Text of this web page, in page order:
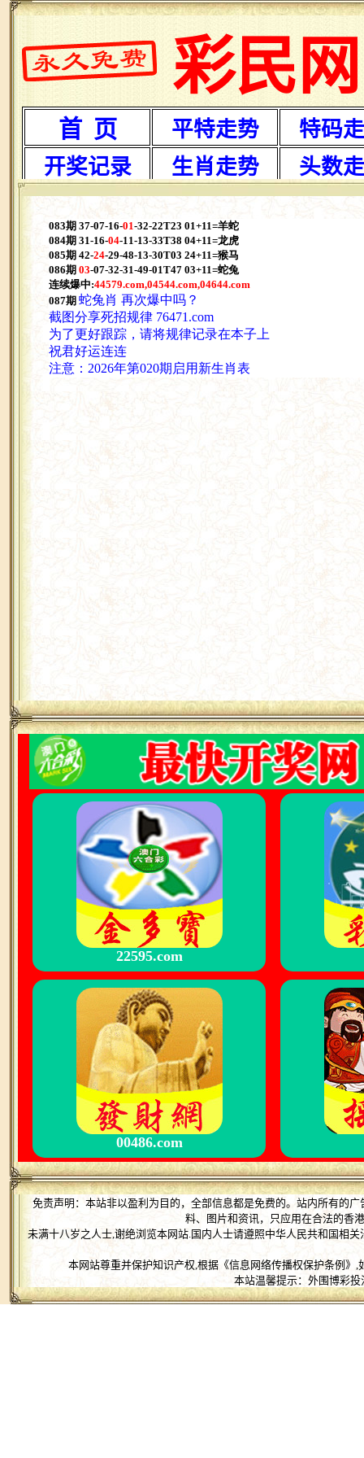
22595.com
00486.com
免责声明：本站非以盈利为目的，全部信息都是免费的。站内所有的
料、图片和资讯，只应用在合法的香
未满十八岁之人士,谢绝浏览本网站.国内人士请遵照中华人民共和国相
本网站尊重并保护知识产权,根据《信息网络传播权保护条例
本站温馨提示：外围博彩